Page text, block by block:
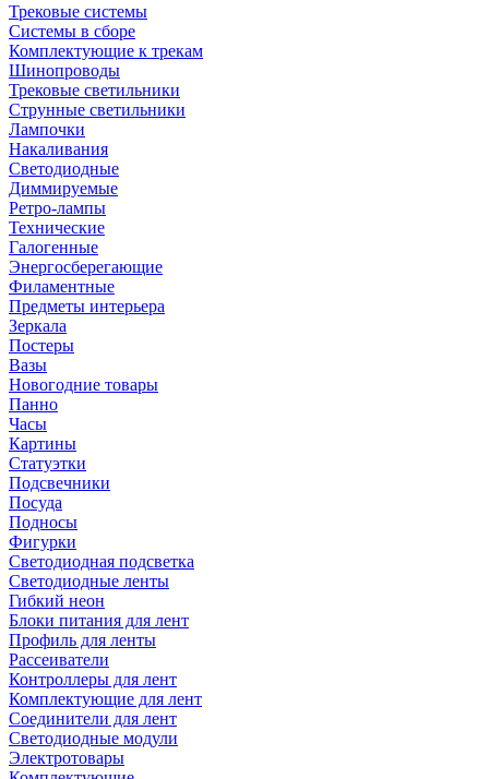
Трековые системы
Системы в сборе
Комплектующие к трекам
Шинопроводы
Трековые светильники
Струнные светильники
Лампочки
Накаливания
Светодиодные
Диммируемые
Ретро-лампы
Технические
Галогенные
Энергосберегающие
Филаментные
Предметы интерьера
Зеркала
Постеры
Вазы
Новогодние товары
Панно
Часы
Картины
Статуэтки
Подсвечники
Посуда
Подносы
Фигурки
Светодиодная подсветка
Светодиодные ленты
Гибкий неон
Блоки питания для лент
Профиль для ленты
Рассеиватели
Контроллеры для лент
Комплектующие для лент
Соединители для лент
Светодиодные модули
Электротовары